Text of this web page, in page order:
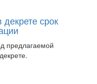
срок
предлагаемой